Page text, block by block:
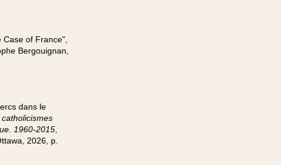
of France",
Bergouignan,
dans le
1960-2015,
2026, p.